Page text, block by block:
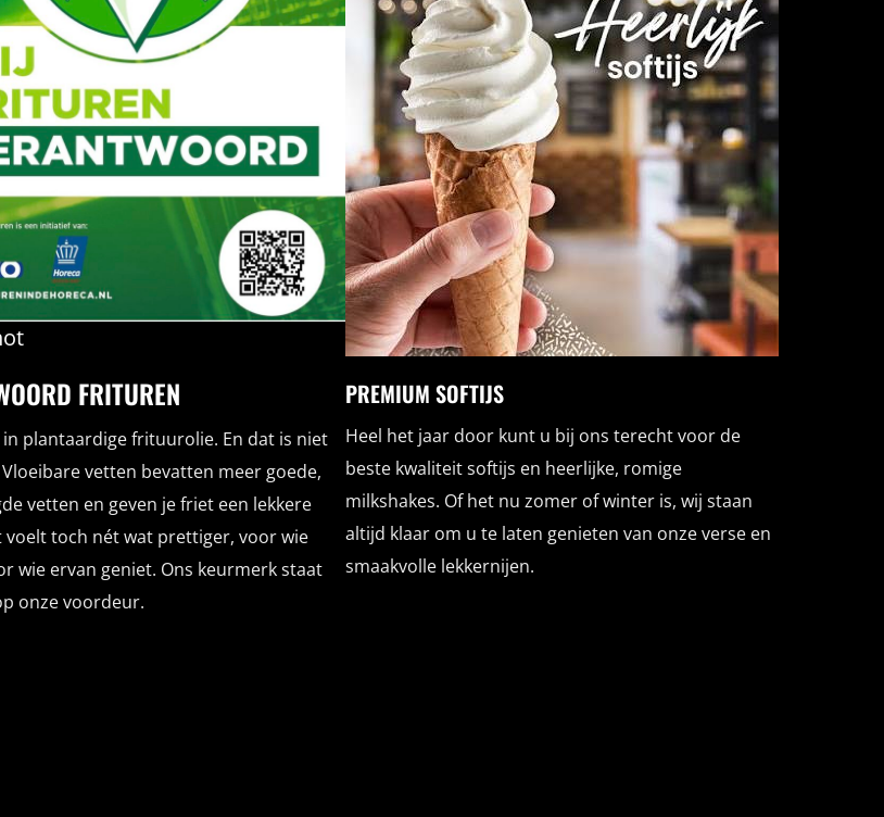
FRITUREN
in plantaardige frituurolie. En dat is niet
vetten bevatten meer goede,
vetten en geven je friet een lekkere
voelt toch nét wat prettiger, voor wie
wie ervan geniet. Ons keurmerk staat
onze voordeur.
PREMIUM SOFTIJS
Heel het jaar door kunt u bij ons terecht voor de
beste kwaliteit softijs en heerlijke, romige
milkshakes. Of het nu zomer of winter is, wij staan
altijd klaar om u te laten genieten van onze verse en
smaakvolle lekkernijen.